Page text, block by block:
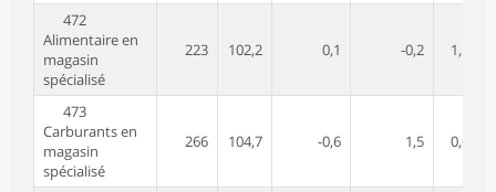
472
Alimentaire en
magasin
spécialisé
223 102,2 0,1 -0,2 1,5
473
Carburants en
magasin
spécialisé
266 104,7 -0,6 1,5 0,6